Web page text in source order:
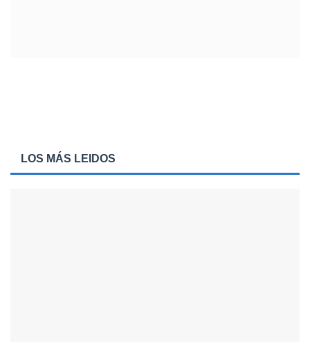
LOS MÁS LEIDOS